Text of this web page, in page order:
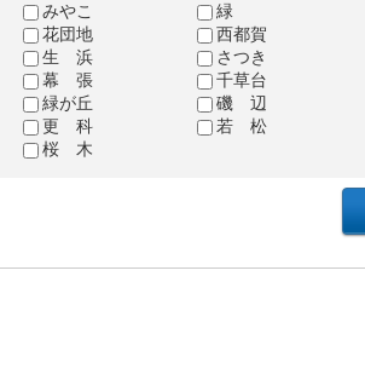
みやこ
緑
花団地
西都賀
生 浜
さつき
幕 張
千草台
緑が丘
磯 辺
更 科
若 松
桜 木